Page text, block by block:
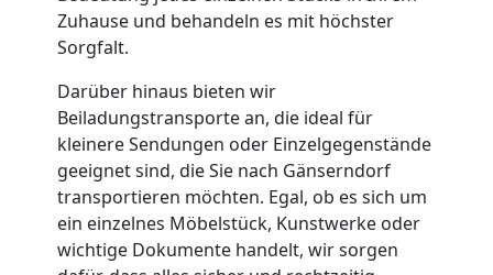
Zuhause und behandeln es mit höchster
Sorgfalt.
Darüber hinaus bieten wir
Beiladungstransporte an, die ideal für
kleinere Sendungen oder Einzelgegenstände
geeignet sind, die Sie nach Gänserndorf
transportieren möchten. Egal, ob es sich um
ein einzelnes Möbelstück, Kunstwerke oder
wichtige Dokumente handelt, wir sorgen
Wiener
Neustadt
Privatumzug
Wiener